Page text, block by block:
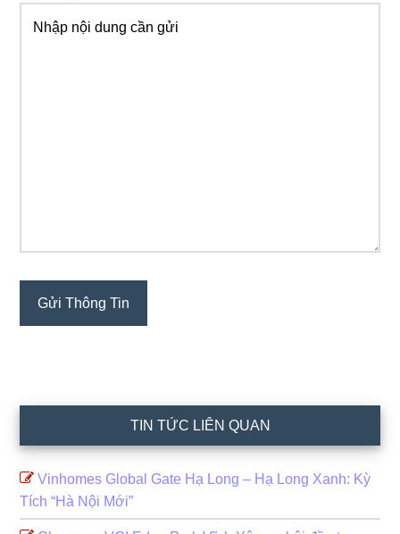
TIN TỨC LIÊN QUAN
Vinhomes Global Gate Hạ Long – Hạ Long Xanh: Kỳ
Tích “Hà Nội Mới”